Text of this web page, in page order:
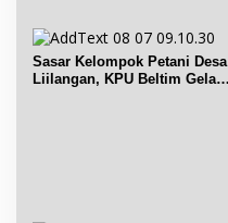
Sasar Kelompok Petani Desa
Liilangan, KPU Beltim Gelar